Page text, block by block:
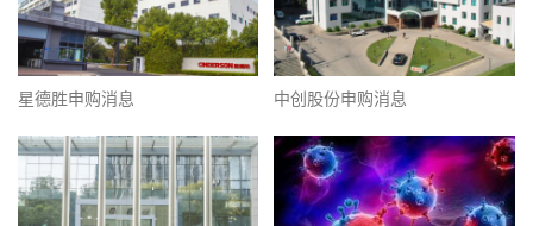
星德胜申购消息 中创股份申购消息